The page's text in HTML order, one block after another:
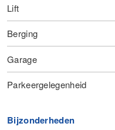
Lift
Berging
Garage
Parkeergelegenheid
Bijzonderheden